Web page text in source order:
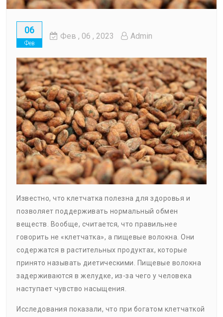
06
Фев
Фев , 06 , 2023 Admin
Известно, что клетчатка полезна для здоровья и
позволяет поддерживать нормальный обмен
веществ. Вообще, считается, что правильнее
говорить не «клетчатка», а пищевые волокна. Они
содержатся в растительных продуктах, которые
принято называть диетическими. Пищевые волокна
задерживаются в желудке, из-за чего у человека
наступает чувство насыщения.
Исследования показали, что при богатом клетчаткой